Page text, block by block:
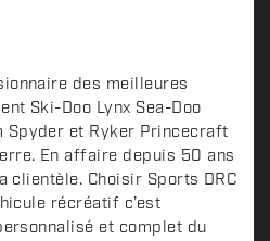
des meilleures
Ski-Doo Lynx Sea-Doo
Spyder et Ryker Princecraft
En affaire depuis 50 ans
clientèle. Choisir Sports DRC
récréatif c’est
et complet du